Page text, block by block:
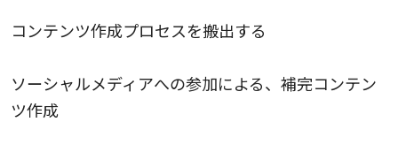
コンテンツ作成プロセスを搬出する
ソーシャルメディアへの参加による、補完コンテン
ツ作成